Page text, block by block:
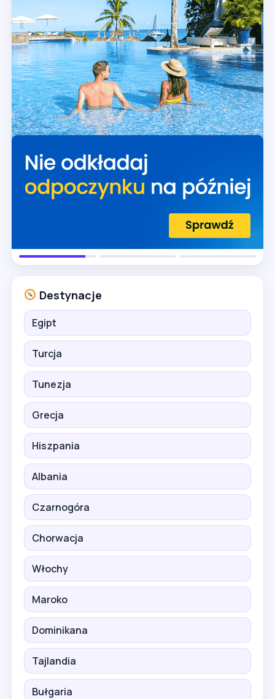
Destynacje
Egipt
Turcja
Tunezja
Grecja
Hiszpania
Albania
Czarnogóra
Chorwacja
Włochy
Maroko
Dominikana
Tajlandia
Bułgaria